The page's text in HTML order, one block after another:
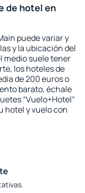
de hotel en
puede variar y
y la ubicación del
medio suele tener
los hoteles de
de 200 euros o
barato, échale
“Vuelo+Hotel“
hotel y vuelo con